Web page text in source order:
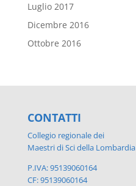
Luglio 2017
Dicembre 2016
Ottobre 2016
CONTATTI
Collegio regionale dei
Maestri di Sci della Lombardia
P.IVA: 95139060164
CF: 95139060164